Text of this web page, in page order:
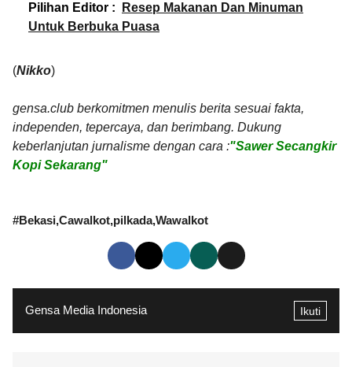
Pilihan Editor :
Resep Makanan Dan Minuman
Untuk Berbuka Puasa
(Nikko)
gensa.club berkomitmen menulis berita sesuai fakta,
independen, tepercaya, dan berimbang. Dukung
keberlanjutan jurnalisme dengan cara :"Sawer Secangkir
Kopi Sekarang"
#Bekasi Cawalkot pilkada Wawalkot
Gensa Media Indonesia Ikuti